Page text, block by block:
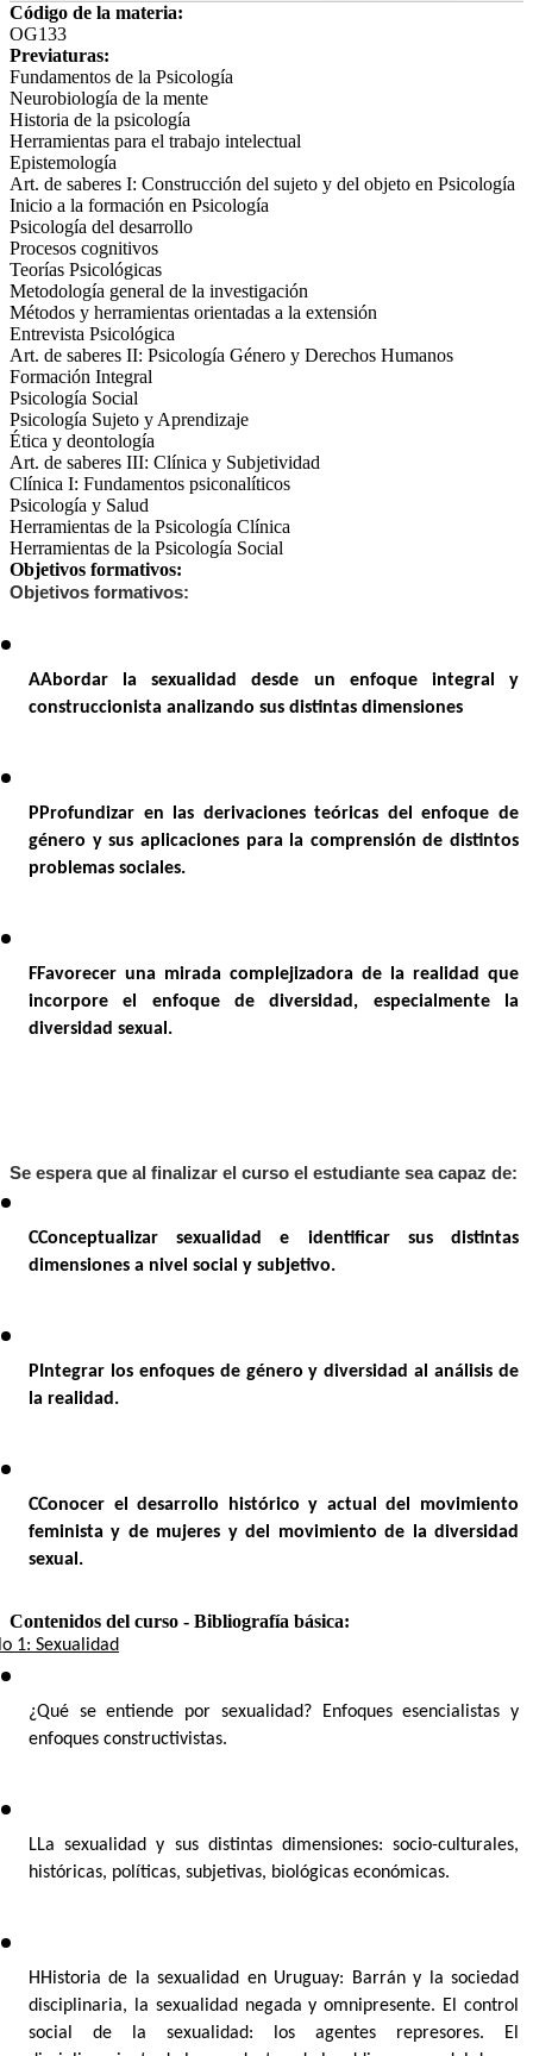
Código de la materia:
OG133
Previaturas:
Fundamentos de la Psicología
Neurobiología de la mente
Historia de la psicología
Herramientas para el trabajo intelectual
Epistemología
Art. de saberes I: Construcción del sujeto y del objeto en Psicología
Inicio a la formación en Psicología
Psicología del desarrollo
Procesos cognitivos
Teorías Psicológicas
Metodología general de la investigación
Métodos y herramientas orientadas a la extensión
Entrevista Psicológica
Art. de saberes II: Psicología Género y Derechos Humanos
Formación Integral
Psicología Social
Psicología Sujeto y Aprendizaje
Ética y deontología
Art. de saberes III: Clínica y Subjetividad
Clínica I: Fundamentos psiconalíticos
Psicología y Salud
Herramientas de la Psicología Clínica
Herramientas de la Psicología Social
Objetivos formativos:
Objetivos formativos:
AAbordar la sexualidad desde un enfoque integral y
construccionista analizando sus distintas dimensiones
PProfundizar en las derivaciones teóricas del enfoque de
género y sus aplicaciones para la comprensión de distintos
problemas sociales.
FFavorecer una mirada complejizadora de la realidad que
incorpore el enfoque de diversidad, especialmente la
diversidad sexual.
Se espera que al finalizar el curso el estudiante sea capaz de:
CConceptualizar sexualidad e identificar sus distintas
dimensiones a nivel social y subjetivo.
PIntegrar los enfoques de género y diversidad al análisis de
la realidad.
CConocer el desarrollo histórico y actual del movimiento
feminista y de mujeres y del movimiento de la diversidad
sexual.
Contenidos del curso - Bibliografía básica:
1: Sexualidad
¿Qué se entiende por sexualidad? Enfoques esencialistas y
enfoques constructivistas.
LLa sexualidad y sus distintas dimensiones: socio-culturales,
históricas, políticas, subjetivas, biológicas económicas.
HHistoria de la sexualidad en Uruguay: Barrán y la sociedad
disciplinaria, la sexualidad negada y omnipresente. El control
social de la sexualidad: los agentes represores. El